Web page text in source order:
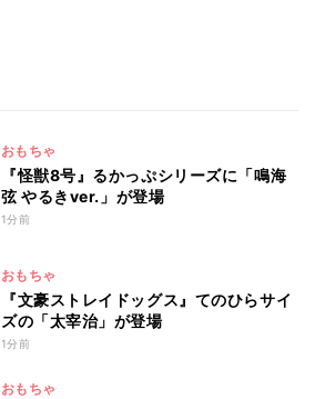
おもちゃ
『怪獣8号』るかっぷシリーズに「鳴海
弦 やるきver.」が登場
1分前
おもちゃ
『文豪ストレイドッグス』てのひらサイ
ズの「太宰治」が登場
1分前
おもちゃ